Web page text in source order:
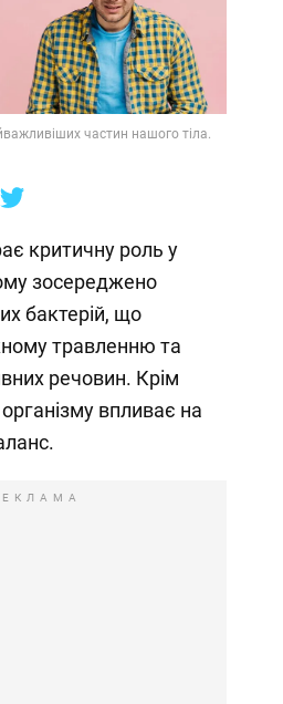
частин нашого тіла.
критичну роль у
зосереджено
бактерій, що
травленню та
речовин. Крім
впливає на